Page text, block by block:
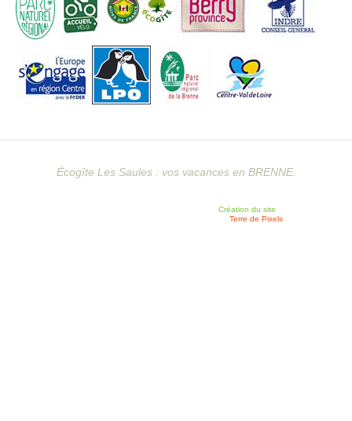
Écogîte Les Saules : vos vacances en BRENNE.
Création du site
Terre de Pixels